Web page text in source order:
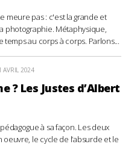
meure pas : c'est la grande et
photographie. Métaphysique,
au corps à corps. Parlons...
AVRIL 2024
? Les Justes d’Albert
à sa façon. Les deux
le cycle de l’absurde et le